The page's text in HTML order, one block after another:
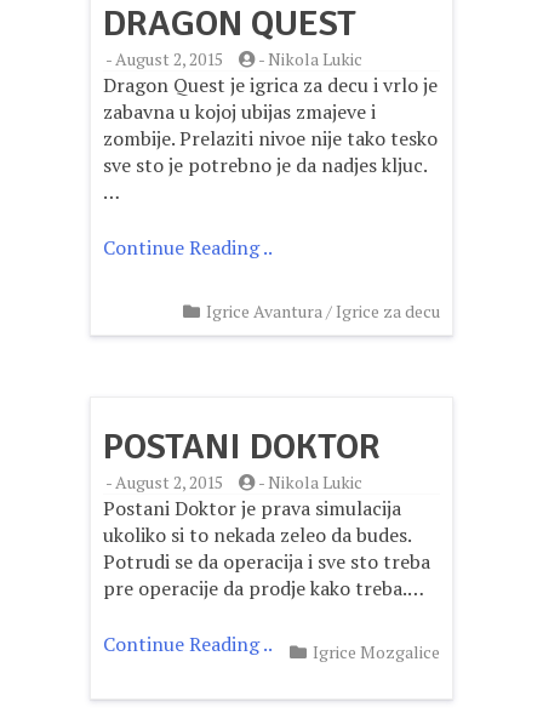
DRAGON QUEST
-August 2, 2015 -Nikola Lukic
Dragon Quest je igrica za decu i vrlo je
zabavna u kojoj ubijas zmajeve i
zombije. Prelaziti nivoe nije tako tesko
sve sto je potrebno je da nadjes kljuc.
…
Continue Reading ..
Igrice Avantura/ Igrice za decu
POSTANI DOKTOR
-August 2, 2015 -Nikola Lukic
Postani Doktor je prava simulacija
ukoliko si to nekada zeleo da budes.
Potrudi se da operacija i sve sto treba
pre operacije da prodje kako treba.…
Continue Reading .. Igrice Mozgalice